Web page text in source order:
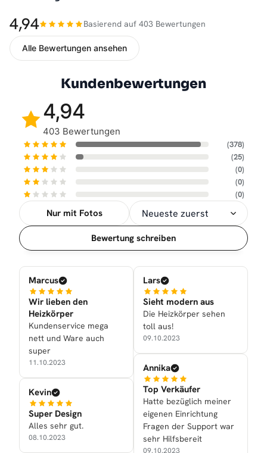
4,94 Basierend auf 403 Bewertungen
Alle Bewertungen ansehen
Kundenbewertungen
4,94
403 Bewertungen
(378)
(25)
(0)
(0)
(0)
Nur mit Fotos
Sortierung
Bewertung schreiben
Marcus
Wir lieben den
Heizkörper
Kundenservice mega
nett und Ware auch
super
11.10.2023
Kevin
Super Design
Alles sehr gut.
08.10.2023
Lars
Sieht modern aus
Die Heizkörper sehen
toll aus!
09.10.2023
Annika
Top Verkäufer
Hatte bezüglich meiner
eigenen Einrichtung
Fragen der Support war
sehr Hilfsbereit
09.10.2023